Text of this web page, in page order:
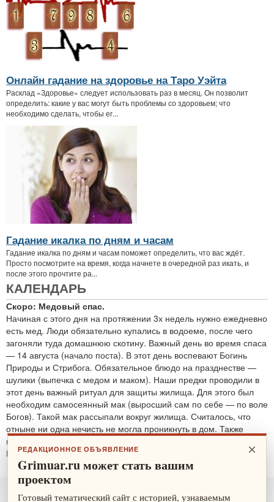
Онлайн гадание на здоровье на Таро Уэйта
Расклад «Здоровье» следует использовать раз в месяц. Он позволит
определить: какие у вас могут быть проблемы со здоровьем; что
необходимо сделать, чтобы ег...
Гадание икалка по дням и часам
Гадание икалка по дням и часам поможет определить, что вас ждёт.
Просто посмотрите на время, когда начнете в очередной раз икать, и
после этого прочтите ра...
КАЛЕНДАРЬ
Скоро: Медовый спас.
Начиная с этого дня на протяжении 3х недель нужно ежедневно
есть мед. Люди обязательно купались в водоеме, после чего
загоняли туда домашнюю скотину. Важный день во время спаса
— 14 августа (начало поста). В этот день воспевают Богинь
Природы и Стрибога. Обязательное блюдо на празднестве —
шулики (выпечка с медом и маком). Наши предки проводили в
этот день важный ритуал для защиты жилища. Для этого был
необходим самосеянный мак (выросший сам по себе — по воле
Богов). Такой мак рассыпали вокруг жилища. Считалось, что
отныне ни одна нечисть не могла проникнуть в дом. Также
проводятся обряды для защиты от злобных духов.
По теме:защитные ритуалы ×
РЕДАКЦИОННОЕ ОБЪЯВЛЕНИЕ
Grimuar.ru может стать вашим
проектом
Готовый тематический сайт с историей, узнаваемым